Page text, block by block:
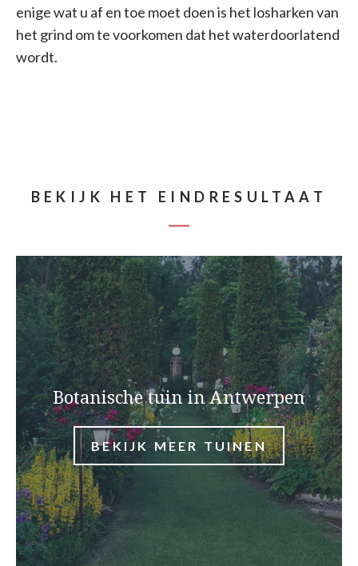
enige wat u af en toe moet doen is het losharken van
het grind om te voorkomen dat het waterdoorlatend
wordt.
BEKIJK HET EINDRESULTAAT
Botanische tuin in Antwerpen
BEKIJK MEER TUINEN